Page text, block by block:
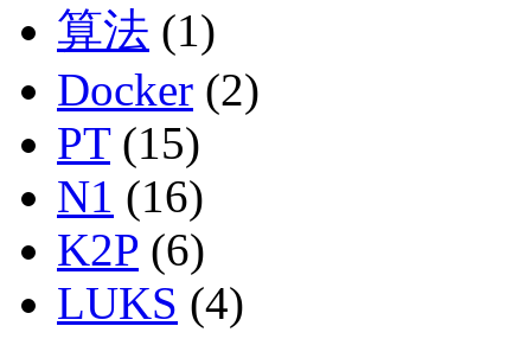
算法 (1)
Docker (2)
PT(15)
N1 (16)
K2P (6)
LUKS (4)